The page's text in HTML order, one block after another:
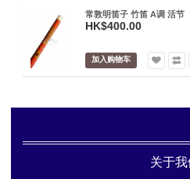
常敦明笛子 竹笛 A调 活节
HK$400.00
加入购物车
关于我